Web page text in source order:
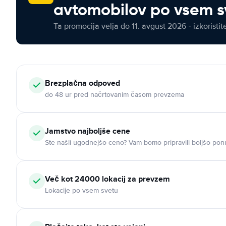
avtomobilov po vsem
Ta promocija velja do 11. avgust 2026 -
Brezplačna odpoved
do 48 ur pred načrtovanim časom prevzema
Jamstvo najboljše cene
Ste našli ugodnejšo ceno? Vam bomo pripravili boljšo
Več kot 24000 lokacij za prevzem
Lokacije po vsem svetu